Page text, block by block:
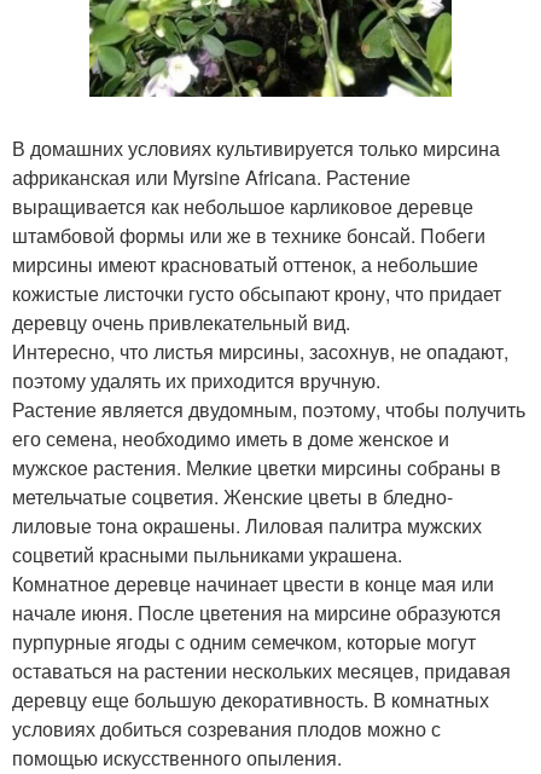
В домашних условиях культивируется только мирсина
африканская или Myrsine Africana. Растение
выращивается как небольшое карликовое деревце
штамбовой формы или же в технике бонсай. Побеги
мирсины имеют красноватый оттенок, а небольшие
кожистые листочки густо обсыпают крону, что придает
деревцу очень привлекательный вид.
Интересно, что листья мирсины, засохнув, не опадают,
поэтому удалять их приходится вручную.
Растение является двудомным, поэтому, чтобы получить
его семена, необходимо иметь в доме женское и
мужское растения. Мелкие цветки мирсины собраны в
метельчатые соцветия. Женские цветы в бледно-
лиловые тона окрашены. Лиловая палитра мужских
соцветий красными пыльниками украшена.
Комнатное деревце начинает цвести в конце мая или
начале июня. После цветения на мирсине образуются
пурпурные ягоды с одним семечком, которые могут
оставаться на растении нескольких месяцев, придавая
деревцу еще большую декоративность. В комнатных
условиях добиться созревания плодов можно с
помощью искусственного опыления.